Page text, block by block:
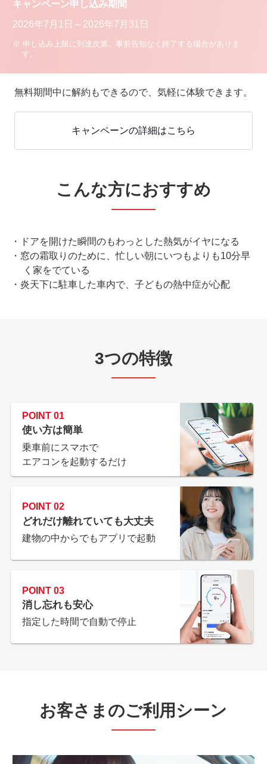
キャンペーン申し込み期間
2026年7月1日～2026年7月31日
申し込み上限に到達次第、事前告知なく終了する場合がありま
す。
無料期間中に解約もできるので、気軽に体験できます。
キャンペーンの詳細はこちら
こんな方におすすめ
ドアを開けた瞬間のもわっとした熱気がイヤになる
窓の霜取りのために、忙しい朝にいつもよりも10分早
く家をでている
炎天下に駐車した車内で、子どもの熱中症が心配
3つの特徴
POINT 01
使い方は簡単
乗車前にスマホで
エアコンを起動するだけ
POINT 02
どれだけ離れていても大丈夫
建物の中からでもアプリで起動
POINT 03
消し忘れも安心
指定した時間で自動で停止
お客さまのご利用シーン